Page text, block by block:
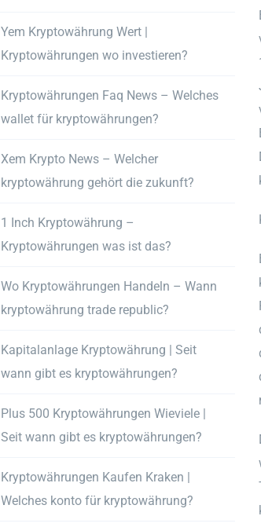
Yem Kryptowährung Wert |
Kryptowährungen wo investieren?
Kryptowährungen Faq News – Welches
wallet für kryptowährungen?
Xem Krypto News – Welcher
kryptowährung gehört die zukunft?
1 Inch Kryptowährung –
Kryptowährungen was ist das?
Wo Kryptowährungen Handeln – Wann
kryptowährung trade republic?
Kapitalanlage Kryptowährung | Seit
wann gibt es kryptowährungen?
Plus 500 Kryptowährungen Wieviele |
Seit wann gibt es kryptowährungen?
Kryptowährungen Kaufen Kraken |
Welches konto für kryptowährung?